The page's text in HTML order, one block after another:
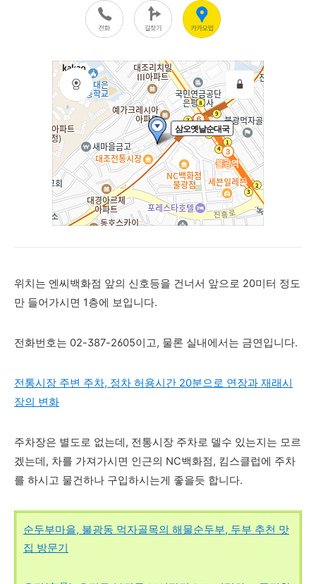
위치는 엔씨백화점 앞의 신호등을 건너서 앞으로 20미터 정도
만 들어가시면 1층에 보입니다.
전화번호는 02-387-2605이고, 물론 실내에서는 금연입니다.
전통시장 주변 주차, 정차 허용시간 20분으로 연장과 재래시
장의 변화
주차장은 별도로 없는데, 전통시장 주차로 델수 있는지는 모르
겠는데, 차를 가져가시면 인근의 NC백화점, 킴스클럽에 주차
를 하시고 물건하나 구입하시는게 좋을듯 합니다.
순두부마을, 불광동 먹자골목의 해물순두부, 두부 추천 맛
집 방문기